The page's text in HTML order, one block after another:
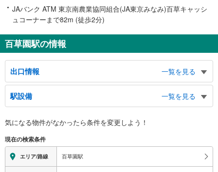
JAバンク ATM 東京南農業協同組合(JA東京みなみ)百草キャッシ
ュコーナーまで82m (徒歩2分)
百草園駅の情報
出口情報
一覧を見る
南口
京王百草園、百草、落川、三沢、三沢１・２丁目、川崎街道方面
北口
百草、落川、三沢、三沢１丁目、多摩川方面
駅設備
一覧を見る
※段差なしでの移動経路
地上⇔改札⇔ホーム：○
エレベータ
・各ホーム⇔改札
気になる物件がなかったら条件を変更しよう！
現在の検索条件
エリア/路線 百草園駅